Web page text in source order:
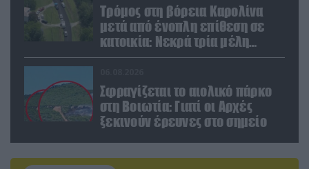
Τρόμος στη βόρεια Καρολίνα
μετά από ένοπλη επίθεση σε
κατοικία: Νεκρά τρία μέλη
οικογένειας – 4 οι τραυματίες
Σφραγίζεται το αιολικό πάρκο
στη Βοιωτία: Γιατί οι Αρχές
ξεκινούν έρευνες στο σημείο